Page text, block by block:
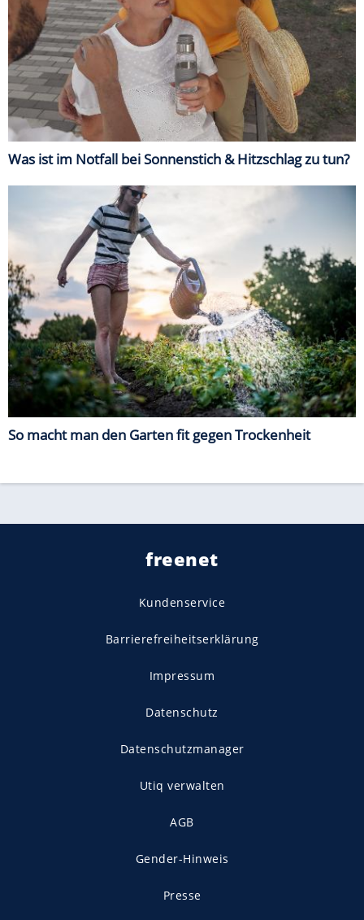
Was ist im Notfall bei Sonnenstich & Hitzschlag zu tun?
So macht man den Garten fit gegen Trockenheit
freenet
Kundenservice
Barrierefreiheitserklärung
Impressum
Datenschutz
Datenschutzmanager
Utiq verwalten
AGB
Gender-Hinweis
Presse